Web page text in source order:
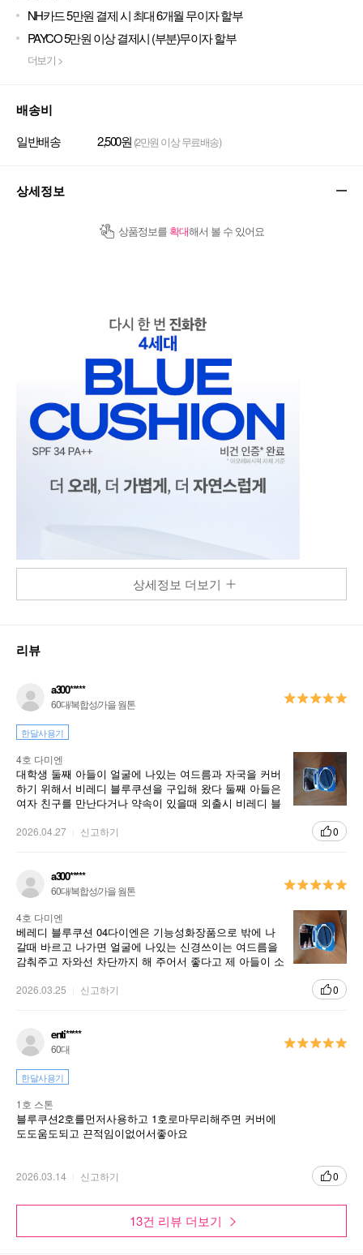
NH카드 5만원 결제 시 최대 6개월 무이자 할부
PAYCO 5만원 이상 결제시 (부분)무이자 할부
더보기 >
배송비
일반배송 2,500원 (2만원 이상 무료배송)
상세정보
상품정보를 확대해서 볼 수 있어요
상세정보 더보기
리뷰
a300*****
60대/복합성/가을 웜톤
한달사용기
4호 다미엔
대학생 둘째 아들이 얼굴에 나있는 여드름과 자국을 커버
하기 위해서 비레디 블루쿠션을 구입해 왔다 둘째 아들은
여자 친구를 만난다거나 약속이 있을때 외출시 비레디 블
자연스럽게 어울리고 발림도 부드럽고 자연스럽게 피부
2026.04.27 신고하기 0
a300*****
60대/복합성/가을 웜톤
4호 다미엔
베레디 블루쿠션 04다이엔은 기능성화장품으로 밖에 나
갈때 바르고 나가면 얼굴에 나있는 신경쓰이는 여드름을
감춰주고 자와선 차단까지 해 주어서 좋다고 제 아들이 소
는 색이어서 좋다고 합니다 퍼프에 화장품을 두두려 바르
색으로 되어있고 앙증맞게 생겼어요
2026.03.25 신고하기 0
enti*****
60대
한달사용기
1호 스톤
블루쿠션2호를먼저사용하고 1호로마무리해주면 커버에
도도움도되고 끈적임이없어서좋아요
2026.03.14 신고하기 0
13건 리뷰 더보기